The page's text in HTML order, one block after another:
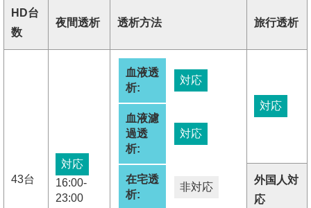
HD台
数
夜間透析 透析方法 旅行透析
43台
対応
16:00-
23:00
血液透
析:
対応
血液濾
過透
析:
対応
在宅透
析:
非対応
対応
外国人対
応